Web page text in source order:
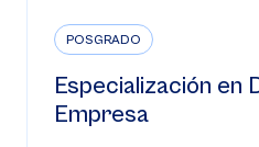
POSGRADO
Especialización en
Empresa